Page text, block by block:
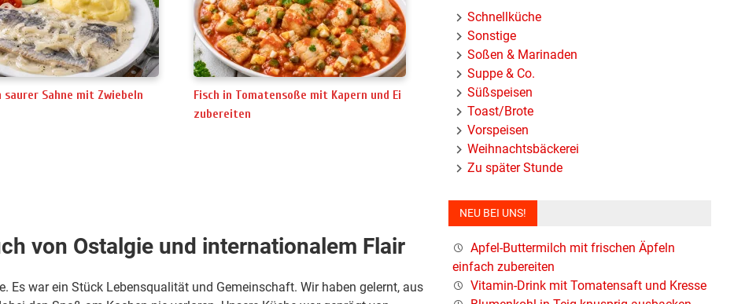
saurer Sahne mit Zwiebeln
Fisch in Tomatensoße mit Kapern und Ei
zubereiten
von Ostalgie und internationalem Flair
Es war ein Stück Lebensqualität und Gemeinschaft. Wir haben gelernt, aus
Schnellküche
Sonstige
Soßen & Marinaden
Suppe & Co.
Süßspeisen
Toast/Brote
Vorspeisen
Weihnachtsbäckerei
Zu später Stunde
NEU BEI UNS!
Apfel-Buttermilch mit frischen Äpfeln
einfach zubereiten
Vitamin-Drink mit Tomatensaft und Kresse